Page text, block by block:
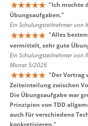
"Ich mochte
Übungsaufgaben."
Ein Schulungsteilnehmer von
"Alles
vermittelt, sehr gute
Ein Schulungsteilnehmer von
Monat 5/2026
"Der Vortrag
Zeiteinteilung zwischen
Die Übungsaufgabe war
Prinzipien von TDD
auch für verschiedene
konkretisieren."